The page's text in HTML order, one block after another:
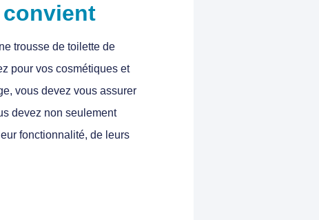
trousse de toilette de
pour vos cosmétiques et
vous devez vous assurer
devez non seulement
fonctionnalité, de leurs